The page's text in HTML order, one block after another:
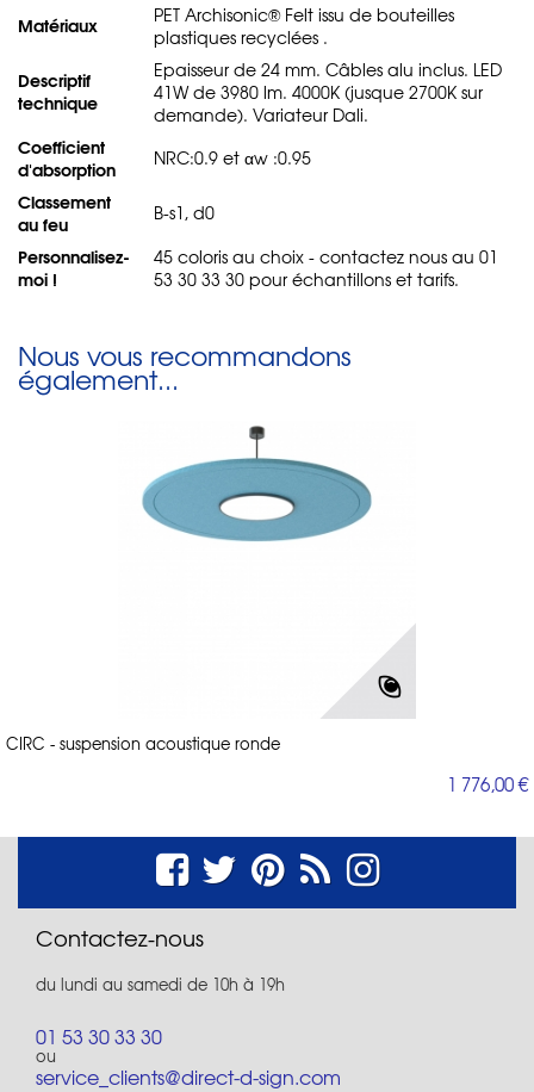
Matériaux
PET Archisonic® Felt issu de bouteilles
plastiques recyclées .
Descriptif
technique
Epaisseur de 24 mm. Câbles alu inclus. LED
41W de 3980 lm. 4000K (jusque 2700K sur
demande). Variateur Dali.
Coefficient
d'absorption
NRC:0.9 et αw :0.95
Classement
au feu
B-s1, d0
Personnalisez-
moi !
45 coloris au choix - contactez nous au 01
53 30 33 30 pour échantillons et tarifs.
Nous vous recommandons
également...
CIRC - suspension acoustique ronde
1 776,00 €
Contactez-nous
du lundi au samedi de 10h à 19h
01 53 30 33 30
ou
service_clients@direct-d-sign.com